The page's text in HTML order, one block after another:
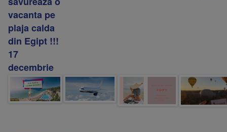
vacanta pe
plaja calda
din Egipt !!!
17
decembrie